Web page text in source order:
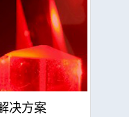
决方案